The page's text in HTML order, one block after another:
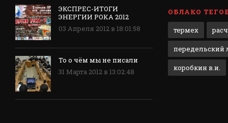
ЭКСПРЕС-ИТОГИ
ЭНЕРГИИ РОКА 2012
03 Апреля 2012 в 18:01:58
То о чём мы не писали
31 Марта 2012 в 13:02:48
ОБЛАКО
термех
передельский
коробкин в.и.